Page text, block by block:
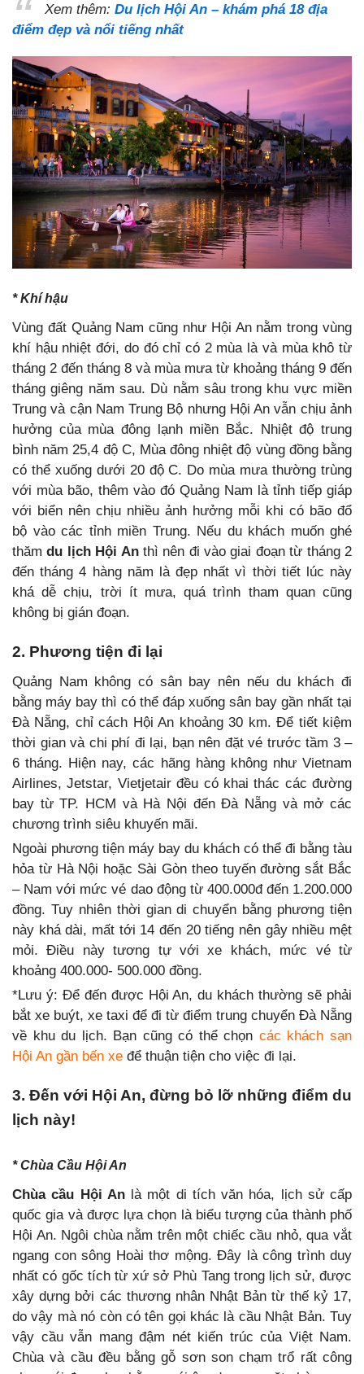
Xem thêm: Du lịch Hội An – khám phá 18 địa
điểm đẹp và nổi tiếng nhất
* Khí hậu
Vùng đất Quảng Nam cũng như Hội An nằm trong vùng
khí hậu nhiệt đới, do đó chỉ có 2 mùa là và mùa khô từ
tháng 2 đến tháng 8 và mùa mưa từ khoảng tháng 9 đến
tháng giêng năm sau. Dù nằm sâu trong khu vực miền
Trung và cận Nam Trung Bộ nhưng Hội An vẫn chịu ảnh
hưởng của mùa đông lạnh miền Bắc. Nhiệt độ trung
bình năm 25,4 độ C, Mùa đông nhiệt độ vùng đồng bằng
có thể xuống dưới 20 độ C. Do mùa mưa thường trùng
với mùa bão, thêm vào đó Quảng Nam là tỉnh tiếp giáp
với biển nên chịu nhiều ảnh hưởng mỗi khi có bão đổ
bộ vào các tỉnh miền Trung. Nếu du khách muốn ghé
thămdu lịch Hội Anthì nên đi vào giai đoạn từ tháng 2
đến tháng 4 hàng năm là đẹp nhất vì thời tiết lúc này
khá dễ chịu, trời ít mưa, quá trình tham quan cũng
không bị gián đoạn.
2. Phương tiện đi lại
Quảng Nam không có sân bay nên nếu du khách đi
bằng máy bay thì có thể đáp xuống sân bay gần nhất tại
Đà Nẵng, chỉ cách Hội An khoảng 30 km. Để tiết kiệm
thời gian và chi phí đi lại, bạn nên đặt vé trước tầm 3 –
6 tháng. Hiện nay, các hãng hàng không như Vietnam
Airlines, Jetstar, Vietjetair đều có khai thác các đường
bay từ TP. HCM và Hà Nội đến Đà Nẵng và mở các
chương trình siêu khuyến mãi.
Ngoài phương tiện máy bay du khách có thể đi bằng tàu
hỏa từ Hà Nội hoặc Sài Gòn theo tuyến đường sắt Bắc
– Nam với mức vé dao động từ 400.000đ đến 1.200.000
đồng. Tuy nhiên thời gian di chuyển bằng phương tiện
này khá dài, mất tới 14 đến 20 tiếng nên gây nhiều mệt
mỏi. Điều này tương tự với xe khách, mức vé từ
khoảng 400.000- 500.000 đồng.
*Lưu ý: Để đến được Hội An, du khách thường sẽ phải
bắt xe buýt, xe taxi để đi từ điểm trung chuyển Đà Nẵng
về khu du lịch. Bạn cũng có thể chọn các khách sạn
Hội An gần bến xe để thuận tiện cho việc đi lại.
3. Đến với Hội An, đừng bỏ lỡ những điểm du
lịch này!
* Chùa Cầu Hội An
Chùa cầu Hội Anlà một di tích văn hóa, lịch sử cấp
quốc gia và được lựa chọn là biểu tượng của thành phố
Hội An. Ngôi chùa nằm trên một chiếc cầu nhỏ, qua vắt
ngang con sông Hoài thơ mộng. Đây là công trình duy
nhất có gốc tích từ xứ sở Phù Tang trong lịch sử, được
xây dựng bởi các thương nhân Nhật Bản từ thế kỷ 17,
do vậy mà nó còn có tên gọi khác là cầu Nhật Bản. Tuy
vậy cầu vẫn mang đậm nét kiến trúc của Việt Nam.
Chùa và cầu đều bằng gỗ sơn son chạm trổ rất công